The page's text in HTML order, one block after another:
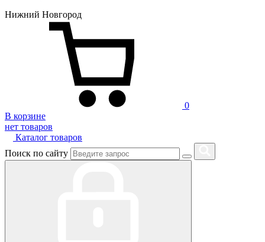
Нижний Новгород
0
В корзине
нет товаров
Каталог товаров
Поиск по сайту